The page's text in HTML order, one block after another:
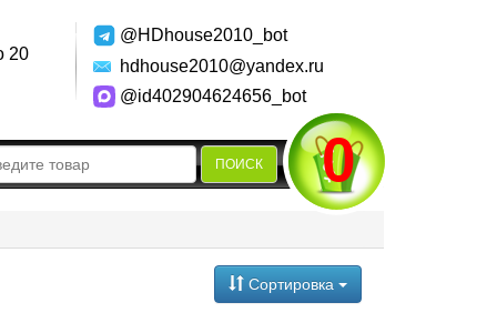
20
@HDhouse2010_bot
hdhouse2010@yandex.ru
@id402904624656_bot
ПОИСК 0
Сортировка